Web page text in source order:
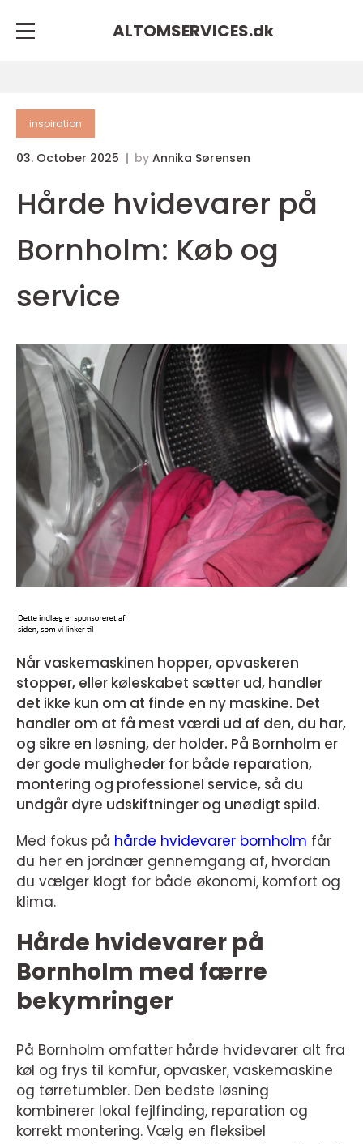
ALTOMSERVICES.dk
inspiration
03. October 2025 by Annika Sørensen
Hårde hvidevarer på
Bornholm: Køb og
service
Når vaskemaskinen hopper, opvaskeren
stopper, eller køleskabet sætter ud, handler
det ikke kun om at finde en ny maskine. Det
handler om at få mest værdi ud af den, du har,
og sikre en løsning, der holder. På Bornholm er
der gode muligheder for både reparation,
montering og professionel service, så du
undgår dyre udskiftninger og unødigt spild.
Med fokus på hårde hvidevarer bornholm får
du her en jordnær gennemgang af, hvordan
du vælger klogt for både økonomi, komfort og
klima.
Hårde hvidevarer på
Bornholm med færre
bekymringer
På Bornholm omfatter hårde hvidevarer alt fra
køl og frys til komfur, opvasker, vaskemaskine
og tørretumbler. Den bedste løsning
kombinerer lokal fejlfinding, reparation og
korrekt montering. Vælg en fleksibel